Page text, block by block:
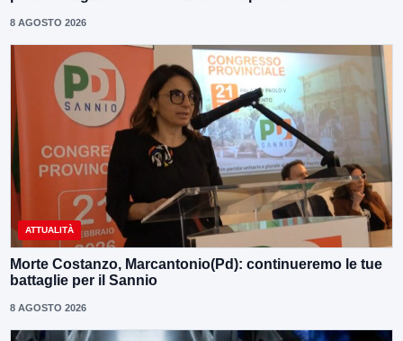
8 AGOSTO 2026
ATTUALITÀ
Morte Costanzo, Marcantonio(Pd): continueremo le tue
battaglie per il Sannio
8 AGOSTO 2026